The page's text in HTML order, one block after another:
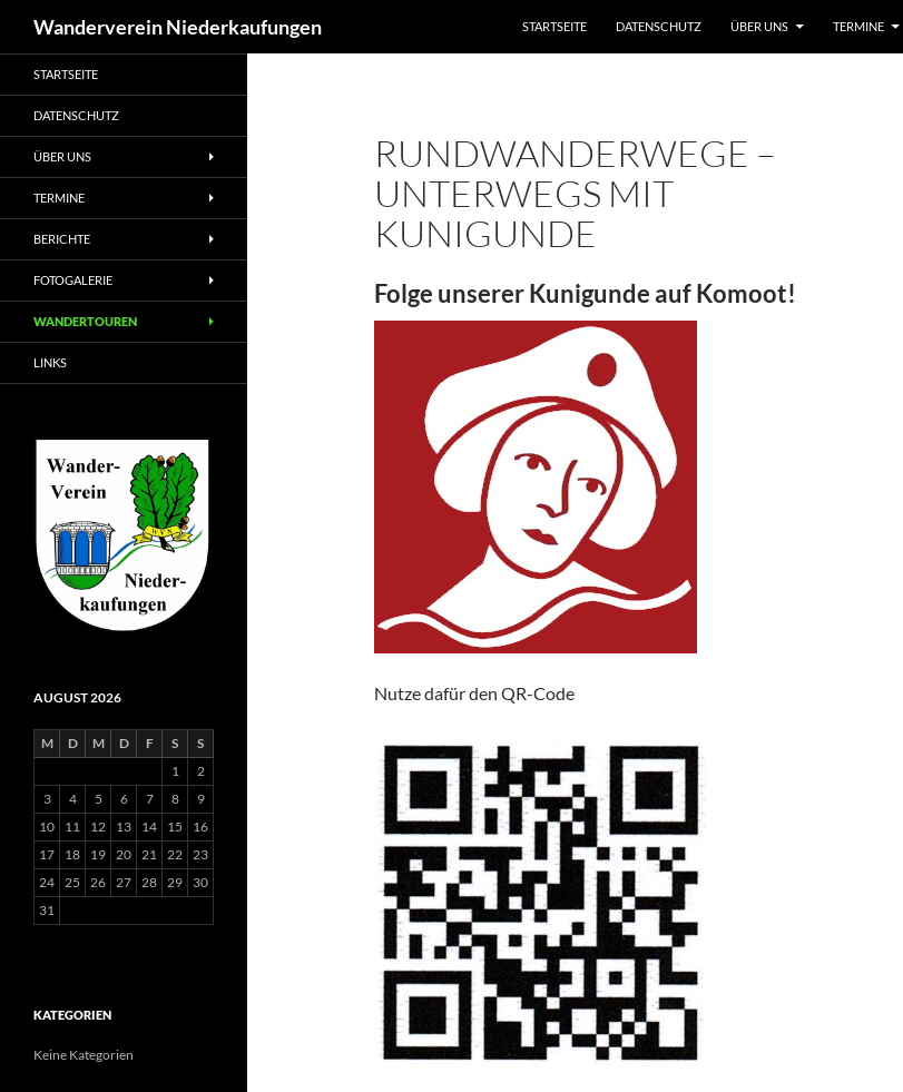
Wanderverein Niederkaufungen
STARTSEITE
DATENSCHUTZ ÜBER UNS TERMINE
RUNDWANDERWEGE –
UNTERWEGS MIT
KUNIGUNDE
Folge unserer Kunigunde auf Komoot!
Nutze dafür den QR-Code
STARTSEITE
DATENSCHUTZ
ÜBER UNS
TERMINE
BERICHTE
FOTOGALERIE
WANDERTOUREN
LINKS
AUGUST 2026
M D M D F S
S
1
2
3
4 5 6 7 8
9
10
11 12 13 14 15
16
17
18 19 20 21 22 23
24 25 26 27 28 29
30
31
KATEGORIEN
Keine Kategorien